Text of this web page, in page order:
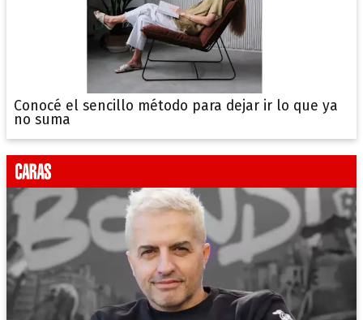
Conocé el sencillo método para dejar ir lo que ya
no suma